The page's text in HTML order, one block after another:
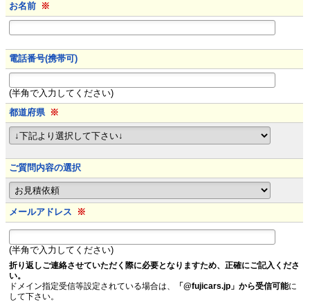
お名前 ※
電話番号(携帯可)
(半角で入力してください)
都道府県 ※
ご質問内容の選択
メールアドレス ※
(半角で入力してください)
折り返しご連絡させていただく際に必要となりますため、正確にご記入くださ
い。
ドメイン指定受信等設定されている場合は、
「@fujicars.jp」から受信可能に
して下さい。